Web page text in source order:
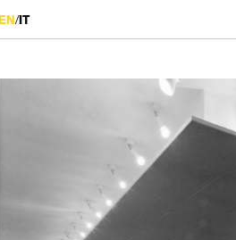
EN/IT